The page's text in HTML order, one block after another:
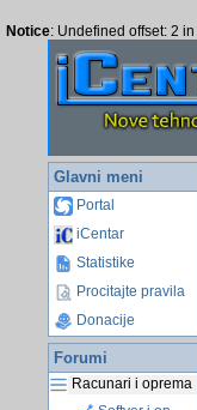
Notice: Undefined offset: 2 in
Glavni meni
Portal
iCentar
Statistike
Procitajte pravila
Donacije
Forumi
Racunari i oprema